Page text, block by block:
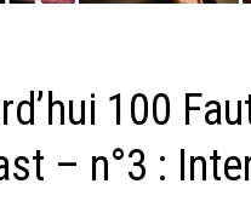
100
– n°3 :